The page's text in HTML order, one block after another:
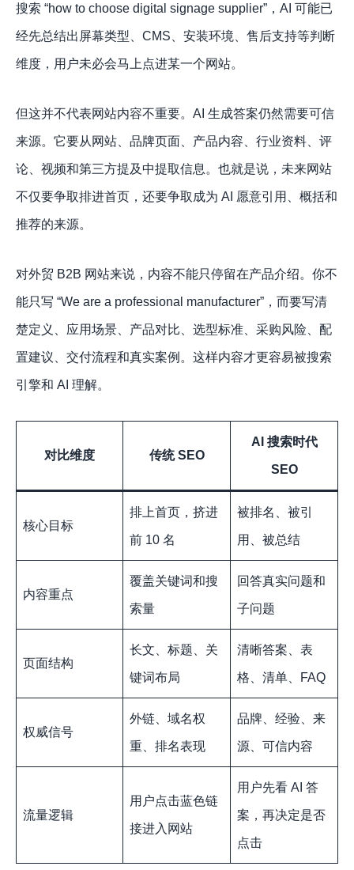
搜索 “how to choose digital signage supplier”，AI 可能已
经先总结出屏幕类型、CMS、安装环境、售后支持等判断
维度，用户未必会马上点进某一个网站。
但这并不代表网站内容不重要。AI 生成答案仍然需要可信
来源。它要从网站、品牌页面、产品内容、行业资料、评
论、视频和第三方提及中提取信息。也就是说，未来网站
不仅要争取排进首页，还要争取成为 AI 愿意引用、概括和
推荐的来源。
对外贸 B2B 网站来说，内容不能只停留在产品介绍。你不
能只写 “We are a professional manufacturer”，而要写清
楚定义、应用场景、产品对比、选型标准、采购风险、配
置建议、交付流程和真实案例。这样内容才更容易被搜索
引擎和 AI 理解。
对比维度 传统 SEO
AI 搜索时代
SEO
核心目标
排上首页，挤进
前 10 名
被排名、被引
用、被总结
内容重点
覆盖关键词和搜
索量
回答真实问题和
子问题
页面结构
长文、标题、关
键词布局
清晰答案、表
格、清单、FAQ
权威信号
外链、域名权
重、排名表现
品牌、经验、来
源、可信内容
流量逻辑
用户点击蓝色链
接进入网站
用户先看 AI 答
案，再决定是否
点击